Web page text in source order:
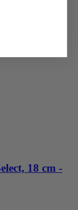
18 cm -